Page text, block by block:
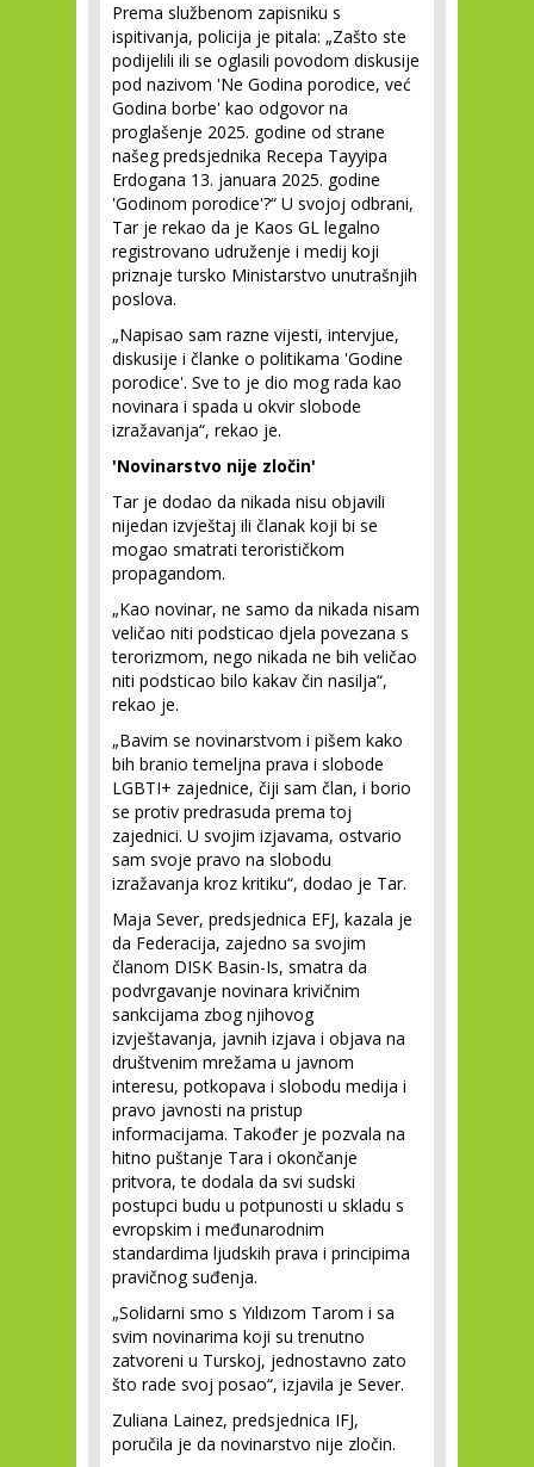
Prema službenom zapisniku s
ispitivanja, policija je pitala: „Zašto ste
podijelili ili se oglasili povodom diskusije
pod nazivom 'Ne Godina porodice, već
Godina borbe' kao odgovor na
proglašenje 2025. godine od strane
našeg predsjednika Recepa Tayyipa
Erdogana 13. januara 2025. godine
'Godinom porodice'?“ U svojoj odbrani,
Tar je rekao da je Kaos GL legalno
registrovano udruženje i medij koji
priznaje tursko Ministarstvo unutrašnjih
poslova.
„Napisao sam razne vijesti, intervjue,
diskusije i članke o politikama 'Godine
porodice'. Sve to je dio mog rada kao
novinara i spada u okvir slobode
izražavanja“, rekao je.
'Novinarstvo nije zločin'
Tar je dodao da nikada nisu objavili
nijedan izvještaj ili članak koji bi se
mogao smatrati terorističkom
propagandom.
„Kao novinar, ne samo da nikada nisam
veličao niti podsticao djela povezana s
terorizmom, nego nikada ne bih veličao
niti podsticao bilo kakav čin nasilja“,
rekao je.
„Bavim se novinarstvom i pišem kako
bih branio temeljna prava i slobode
LGBTI+ zajednice, čiji sam član, i borio
se protiv predrasuda prema toj
zajednici. U svojim izjavama, ostvario
sam svoje pravo na slobodu
izražavanja kroz kritiku“, dodao je Tar.
Maja Sever, predsjednica EFJ, kazala je
da Federacija, zajedno sa svojim
članom DISK Basin-Is, smatra da
podvrgavanje novinara krivičnim
sankcijama zbog njihovog
izvještavanja, javnih izjava i objava na
društvenim mrežama u javnom
interesu, potkopava i slobodu medija i
pravo javnosti na pristup
informacijama. Također je pozvala na
hitno puštanje Tara i okončanje
pritvora, te dodala da svi sudski
postupci budu u potpunosti u skladu s
evropskim i međunarodnim
standardima ljudskih prava i principima
pravičnog suđenja.
„Solidarni smo s Yıldızom Tarom i sa
svim novinarima koji su trenutno
zatvoreni u Turskoj, jednostavno zato
što rade svoj posao“, izjavila je Sever.
Zuliana Lainez, predsjednica IFJ,
poručila je da novinarstvo nije zločin.